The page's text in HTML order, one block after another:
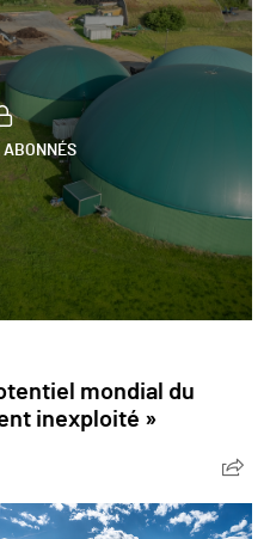
ABONNÉS
mondial du
inexploité »